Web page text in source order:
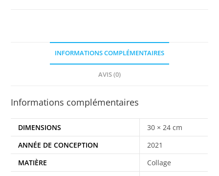
INFORMATIONS COMPLÉMENTAIRES
AVIS (0)
Informations complémentaires
DIMENSIONS
30 × 24 cm
ANNÉE DE CONCEPTION
2021
MATIÈRE
Collage